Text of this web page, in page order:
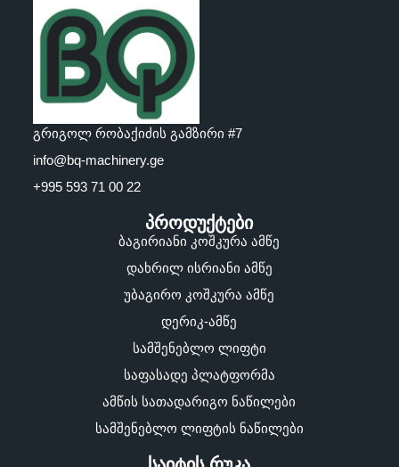
გრიგოლ რობაქიძის გამზირი #7
info@bq-machinery.ge
+995 593 71 00 22
პროდუქტები
ბაგირიანი კოშკურა ამწე
დახრილ ისრიანი ამწე
უბაგირო კოშკურა ამწე
დერიკ-ამწე
სამშენებლო ლიფტი
საფასადე პლატფორმა
ამწის სათადარიგო ნაწილები
სამშენებლო ლიფტის ნაწილები